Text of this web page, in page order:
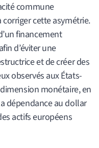
commune
cette asymétrie.
financement
d’éviter une
et de créer des
observés aux États-
monétaire, en
dépendance au dollar
actifs européens